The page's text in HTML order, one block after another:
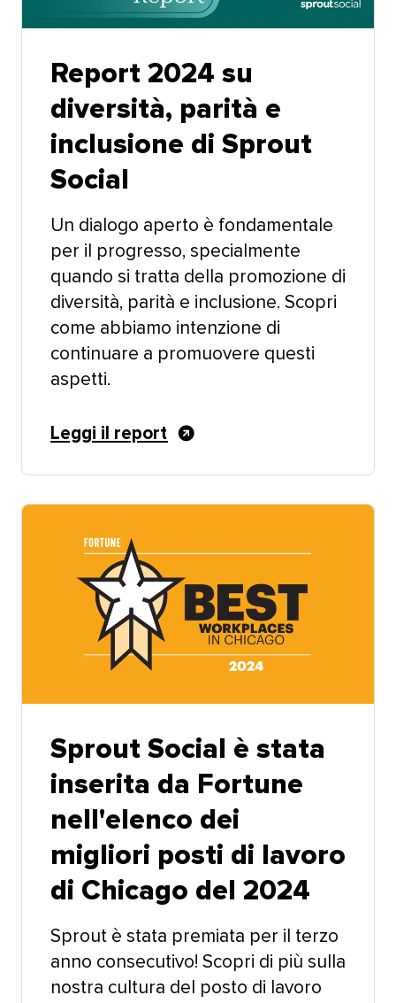
Report 2024 su
diversità, parità e
inclusione di Sprout
Social​​
Un dialogo aperto è fondamentale
per il progresso, specialmente
quando si tratta della promozione di
diversità, parità e inclusione. Scopri
come abbiamo intenzione di
continuare a promuovere questi
aspetti.​​
Leggi il report​​
Sprout Social è stata
inserita da Fortune
nell'elenco dei
migliori posti di lavoro
di Chicago del 2024​​
Sprout è stata premiata per il terzo
anno consecutivo! Scopri di più sulla
nostra cultura del posto di lavoro